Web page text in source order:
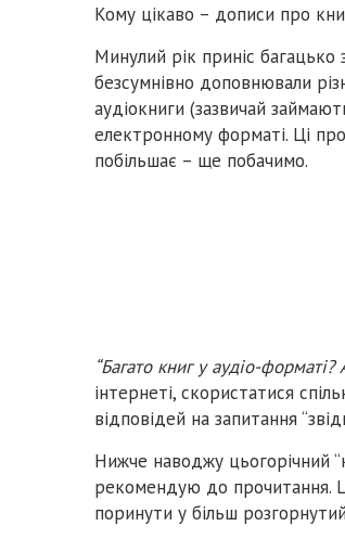
Кому цікаво – дописи про
Минулий рік приніс багацько
безсумнівно доповнювали
аудіокниги (зазвичай
електронному форматі. Ці
побільшає – ще побачимо.
“Багато книг у аудіо-
інтернеті, скористатися
відповідей на запитання
Нижче наводжу цьогорічний
рекомендую до прочитання.
поринути у більш